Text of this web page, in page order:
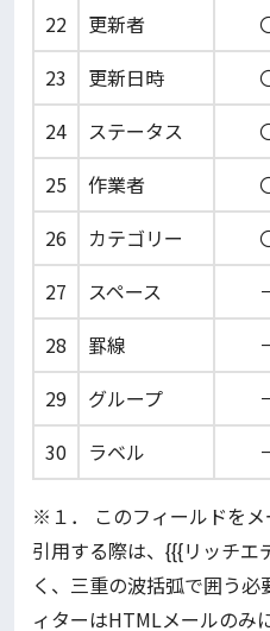
22
更新者
23
更新日時
24
ステータス
25
作業者
26
カテゴリー
27
スペース
28
罫線
29
グループ
30
ラベル
※１． このフィールドを
引用する際は、{{{リッチエ
く、三重の波括弧で囲う
ィターはHTMLメールのみ